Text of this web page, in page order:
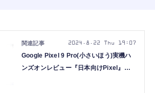
Google Pixel 9 Pro(小さいほう)実機ハ
ンズオンレビュー『日本向けPixel』の
2024.8.22 Thu 19:07